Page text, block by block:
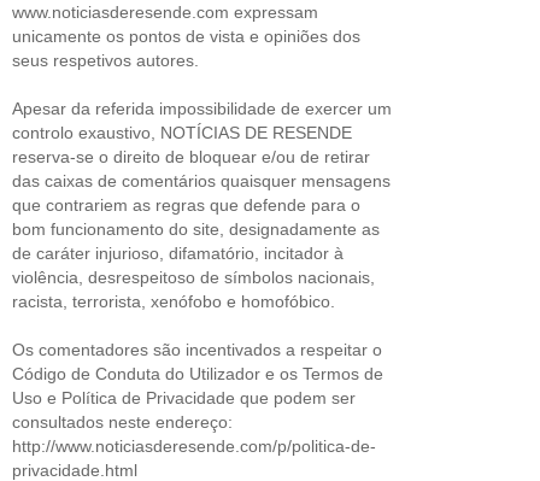
www.noticiasderesende.com expressam
unicamente os pontos de vista e opiniões dos
seus respetivos autores.
Apesar da referida impossibilidade de exercer um
controlo exaustivo, NOTÍCIAS DE RESENDE
reserva-se o direito de bloquear e/ou de retirar
das caixas de comentários quaisquer mensagens
que contrariem as regras que defende para o
bom funcionamento do site, designadamente as
de caráter injurioso, difamatório, incitador à
violência, desrespeitoso de símbolos nacionais,
racista, terrorista, xenófobo e homofóbico.
Os comentadores são incentivados a respeitar o
Código de Conduta do Utilizador e os Termos de
Uso e Política de Privacidade que podem ser
consultados neste endereço:
http://www.noticiasderesende.com/p/politica-de-
privacidade.html